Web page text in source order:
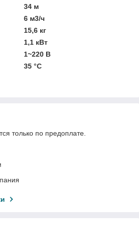
34 м
6 м3/ч
15,6 кг
1,1 кВт
1~220 В
35 °С
только по предоплате.